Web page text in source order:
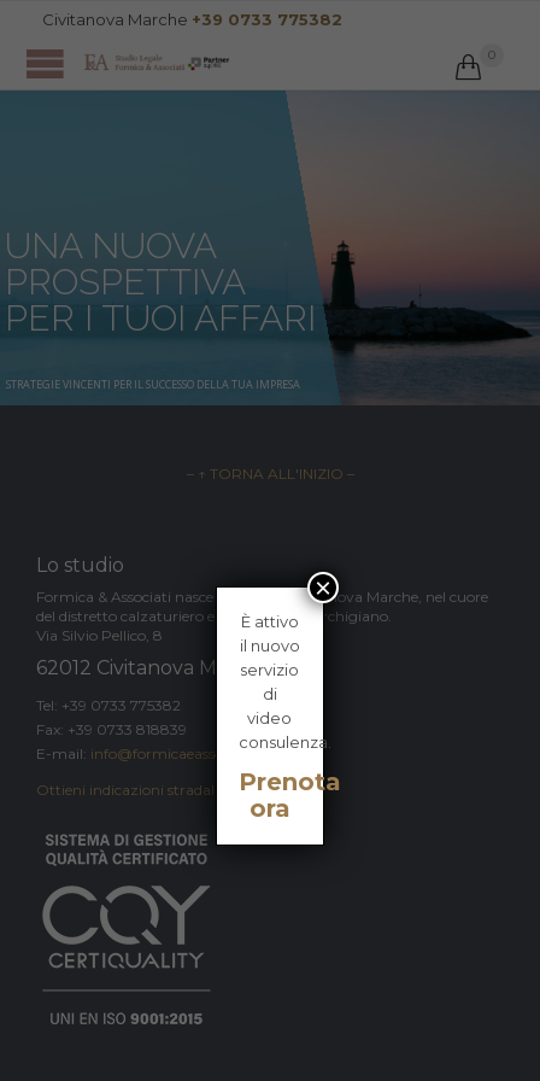
Civitanova Marche +39 0733 775382
 0
UNA NUOVA
PROSPETTIVA
PER I TUOI AFFARI
STRATEGIE VINCENTI PER IL SUCCESSO DELLA TUA IMPRESA
– ↑ TORNA ALL'INIZIO –
Lo studio
Formica & Associati nasce nel 1997 a Civitanova Marche, nel cuore
del distretto calzaturiero e della moda marchigiano.
Via Silvio Pellico, 8
62012 Civitanova Marche (MC)
Tel: +39 0733 775382
Fax: +39 0733 818839
E-mail: info@formicaeassociati.it
Ottieni indicazioni stradali
È attivo
il nuovo
servizio
di
video
consulenza.
Prenota
ora
×